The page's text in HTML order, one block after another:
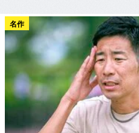
名作